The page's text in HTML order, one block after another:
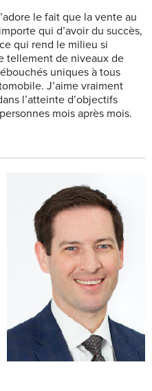
le fait que la vente au
qui d’avoir du succès,
qui rend le milieu si
tellement de niveaux de
uniques à tous
J’aime vraiment
l’atteinte d’objectifs
mois après mois.